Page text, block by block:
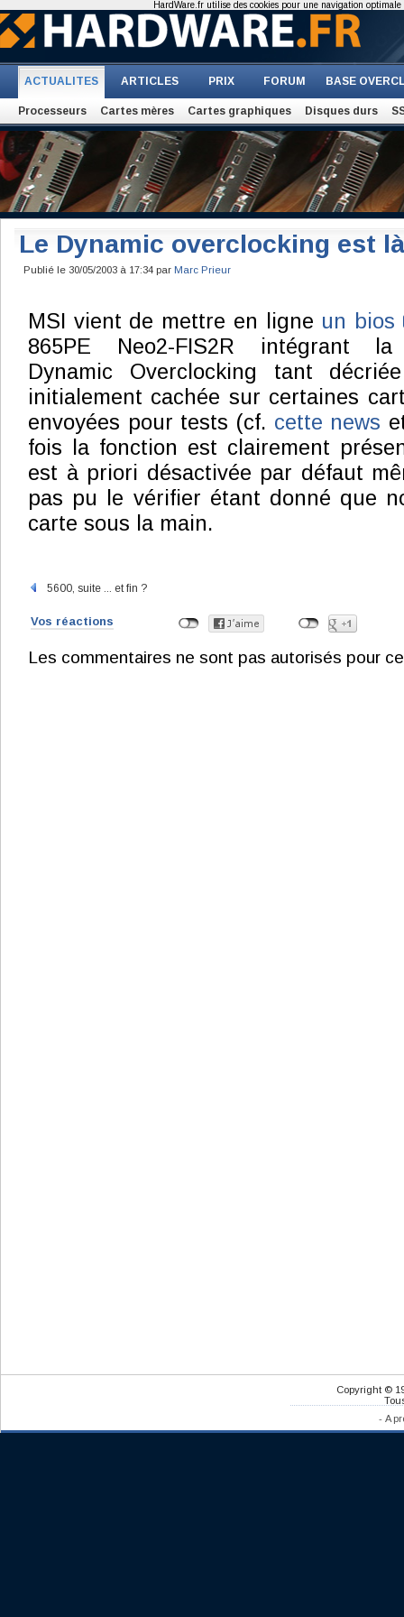
ACTUALITES ARTICLES PRIX FORUM BASE
Processeurs Cartes mères Cartes graphiques Disques durs
Le Dynamic overclocking est là
Publié le 30/05/2003 à 17:34 par Marc Prieur
MSI vient de mettre en ligne un bios
865PE Neo2-FIS2R intégrant la
Dynamic Overclocking tant
initialement cachée sur certaines
envoyées pour tests (cf. cette news
fois la fonction est clairement
est à priori désactivée par défaut
pas pu le vérifier étant donné que
carte sous la main.
5600, suite ... et fin ?
Vos réactions
Les commentaires ne sont pas autorisés pour
Copyright ©
- A
HardWare.fr utilise des cookies pour une navigation